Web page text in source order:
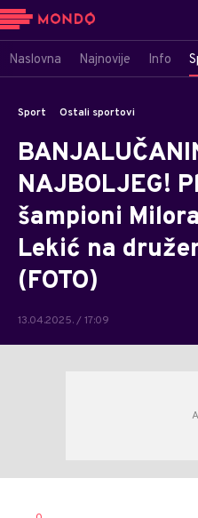
Naslovna Najnovije Info
Sport Ostali sportovi
NAJBOLJEG!
šampioni
Lekić na
(FOTO)
13.04.2025. / 17:09
AUTOR